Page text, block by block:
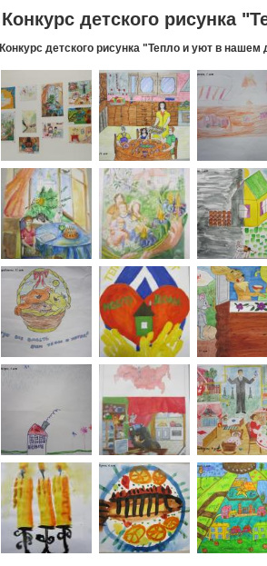
Конкурс детского рисунка
Конкурс детского рисунка "Тепло и уют в нашем